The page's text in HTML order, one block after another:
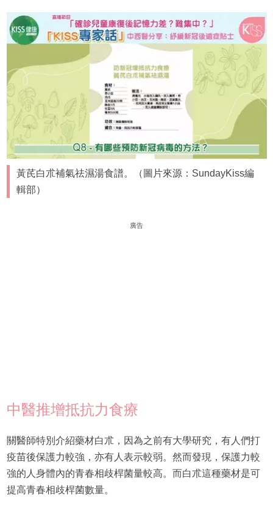
黃芪白朮補氣祛濕湯食譜。（圖片來源：SundayKiss編
輯部）
廣告
中醫推增抵抗力食療
關醫師特別介紹藥材白朮，因為之前有大學研究，有人們打
疫苗後保護力較強，亦有人表示較弱。然而發現，保護力較
強的人身體內的青春相歧桿菌量較高。而白朮這種藥材是可
提高青春相歧桿菌數量。